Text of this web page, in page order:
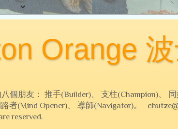
Orange
個朋友： 推手(Builder)、 支柱(Champion)、
路者(Mind Opener)、 導師(Navigator)。
reserved.